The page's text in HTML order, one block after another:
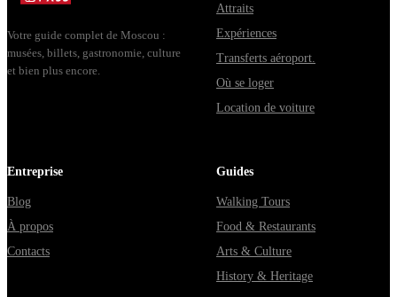
Votre guide complet de Moscou :
musées, billets, gastronomie, culture
et bien plus encore.
Attraits
Expériences
Transferts aéroport.
Où se loger
Location de voiture
Entreprise
Blog
À propos
Contacts
Guides
Walking Tours
Food & Restaurants
Arts & Culture
History & Heritage